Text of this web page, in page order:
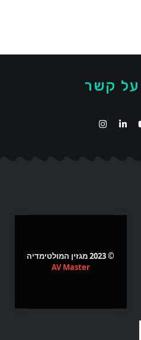
קשר
© 2023 מגזין המולטימדיה
AV Master